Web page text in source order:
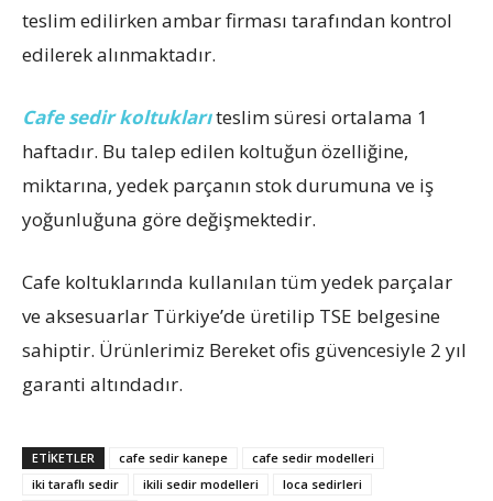
teslim edilirken ambar firması tarafından kontrol
edilerek alınmaktadır.
Cafe sedir koltuklarıteslim süresi ortalama 1
haftadır. Bu talep edilen koltuğun özelliğine,
miktarına, yedek parçanın stok durumuna ve iş
yoğunluğuna göre değişmektedir.
Cafe koltuklarında kullanılan tüm yedek parçalar
ve aksesuarlar Türkiye’de üretilip TSE belgesine
sahiptir. Ürünlerimiz Bereket ofis güvencesiyle 2 yıl
garanti altındadır.
ETIKETLER cafe sedir kanepe
cafe sedir modelleri
iki taraflı sedir
ikili sedir modelleri
loca sedirleri